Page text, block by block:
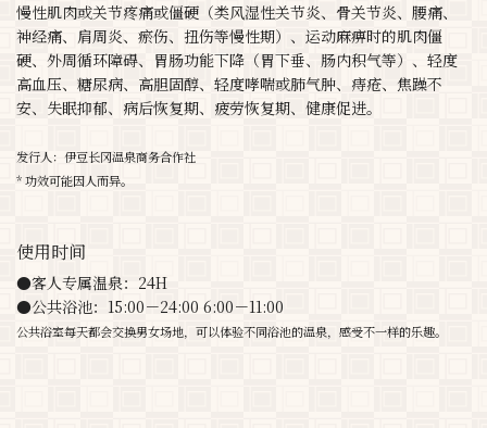
慢性肌肉或关节疼痛或僵硬（类风湿性关节炎、骨关节炎、腰痛、
神经痛、肩周炎、瘀伤、扭伤等慢性期）、运动麻痹时的肌肉僵
硬、外周循环障碍、胃肠功能下降（胃下垂、肠内积气等）、轻度
高血压、糖尿病、高胆固醇、轻度哮喘或肺气肿、痔疮、焦躁不
安、失眠抑郁、病后恢复期、疲劳恢复期、健康促进。
发行人：伊豆长冈温泉商务合作社
* 功效可能因人而异。
使用时间
●客人专属温泉：24H
●公共浴池：15:00－24:00 6:00－11:00
公共浴室每天都会交换男女场地，可以体验不同浴池的温泉，感受不一样的乐趣。